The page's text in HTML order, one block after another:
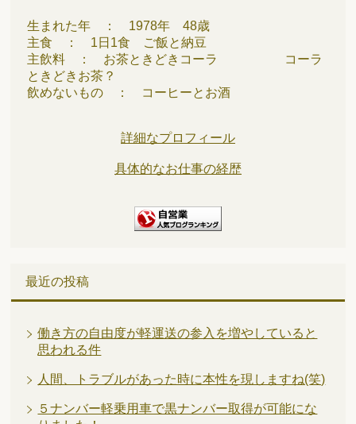
生まれた年 ： 1978年 48歳
主食 ： 1日1食 ご飯と納豆
主飲料 ： お茶ときどきコーラ コーラ
ときどきお茶？
飲めないもの ： コーヒーとお酒
詳細なプロフィール
具体的なお仕事の経歴
最近の投稿
働き方の自由度が軽運送の参入を増やしていると
思われる件
人間、トラブルがあった時に本性を現しますね(笑)
５ナンバー軽乗用車で黒ナンバー取得が可能にな